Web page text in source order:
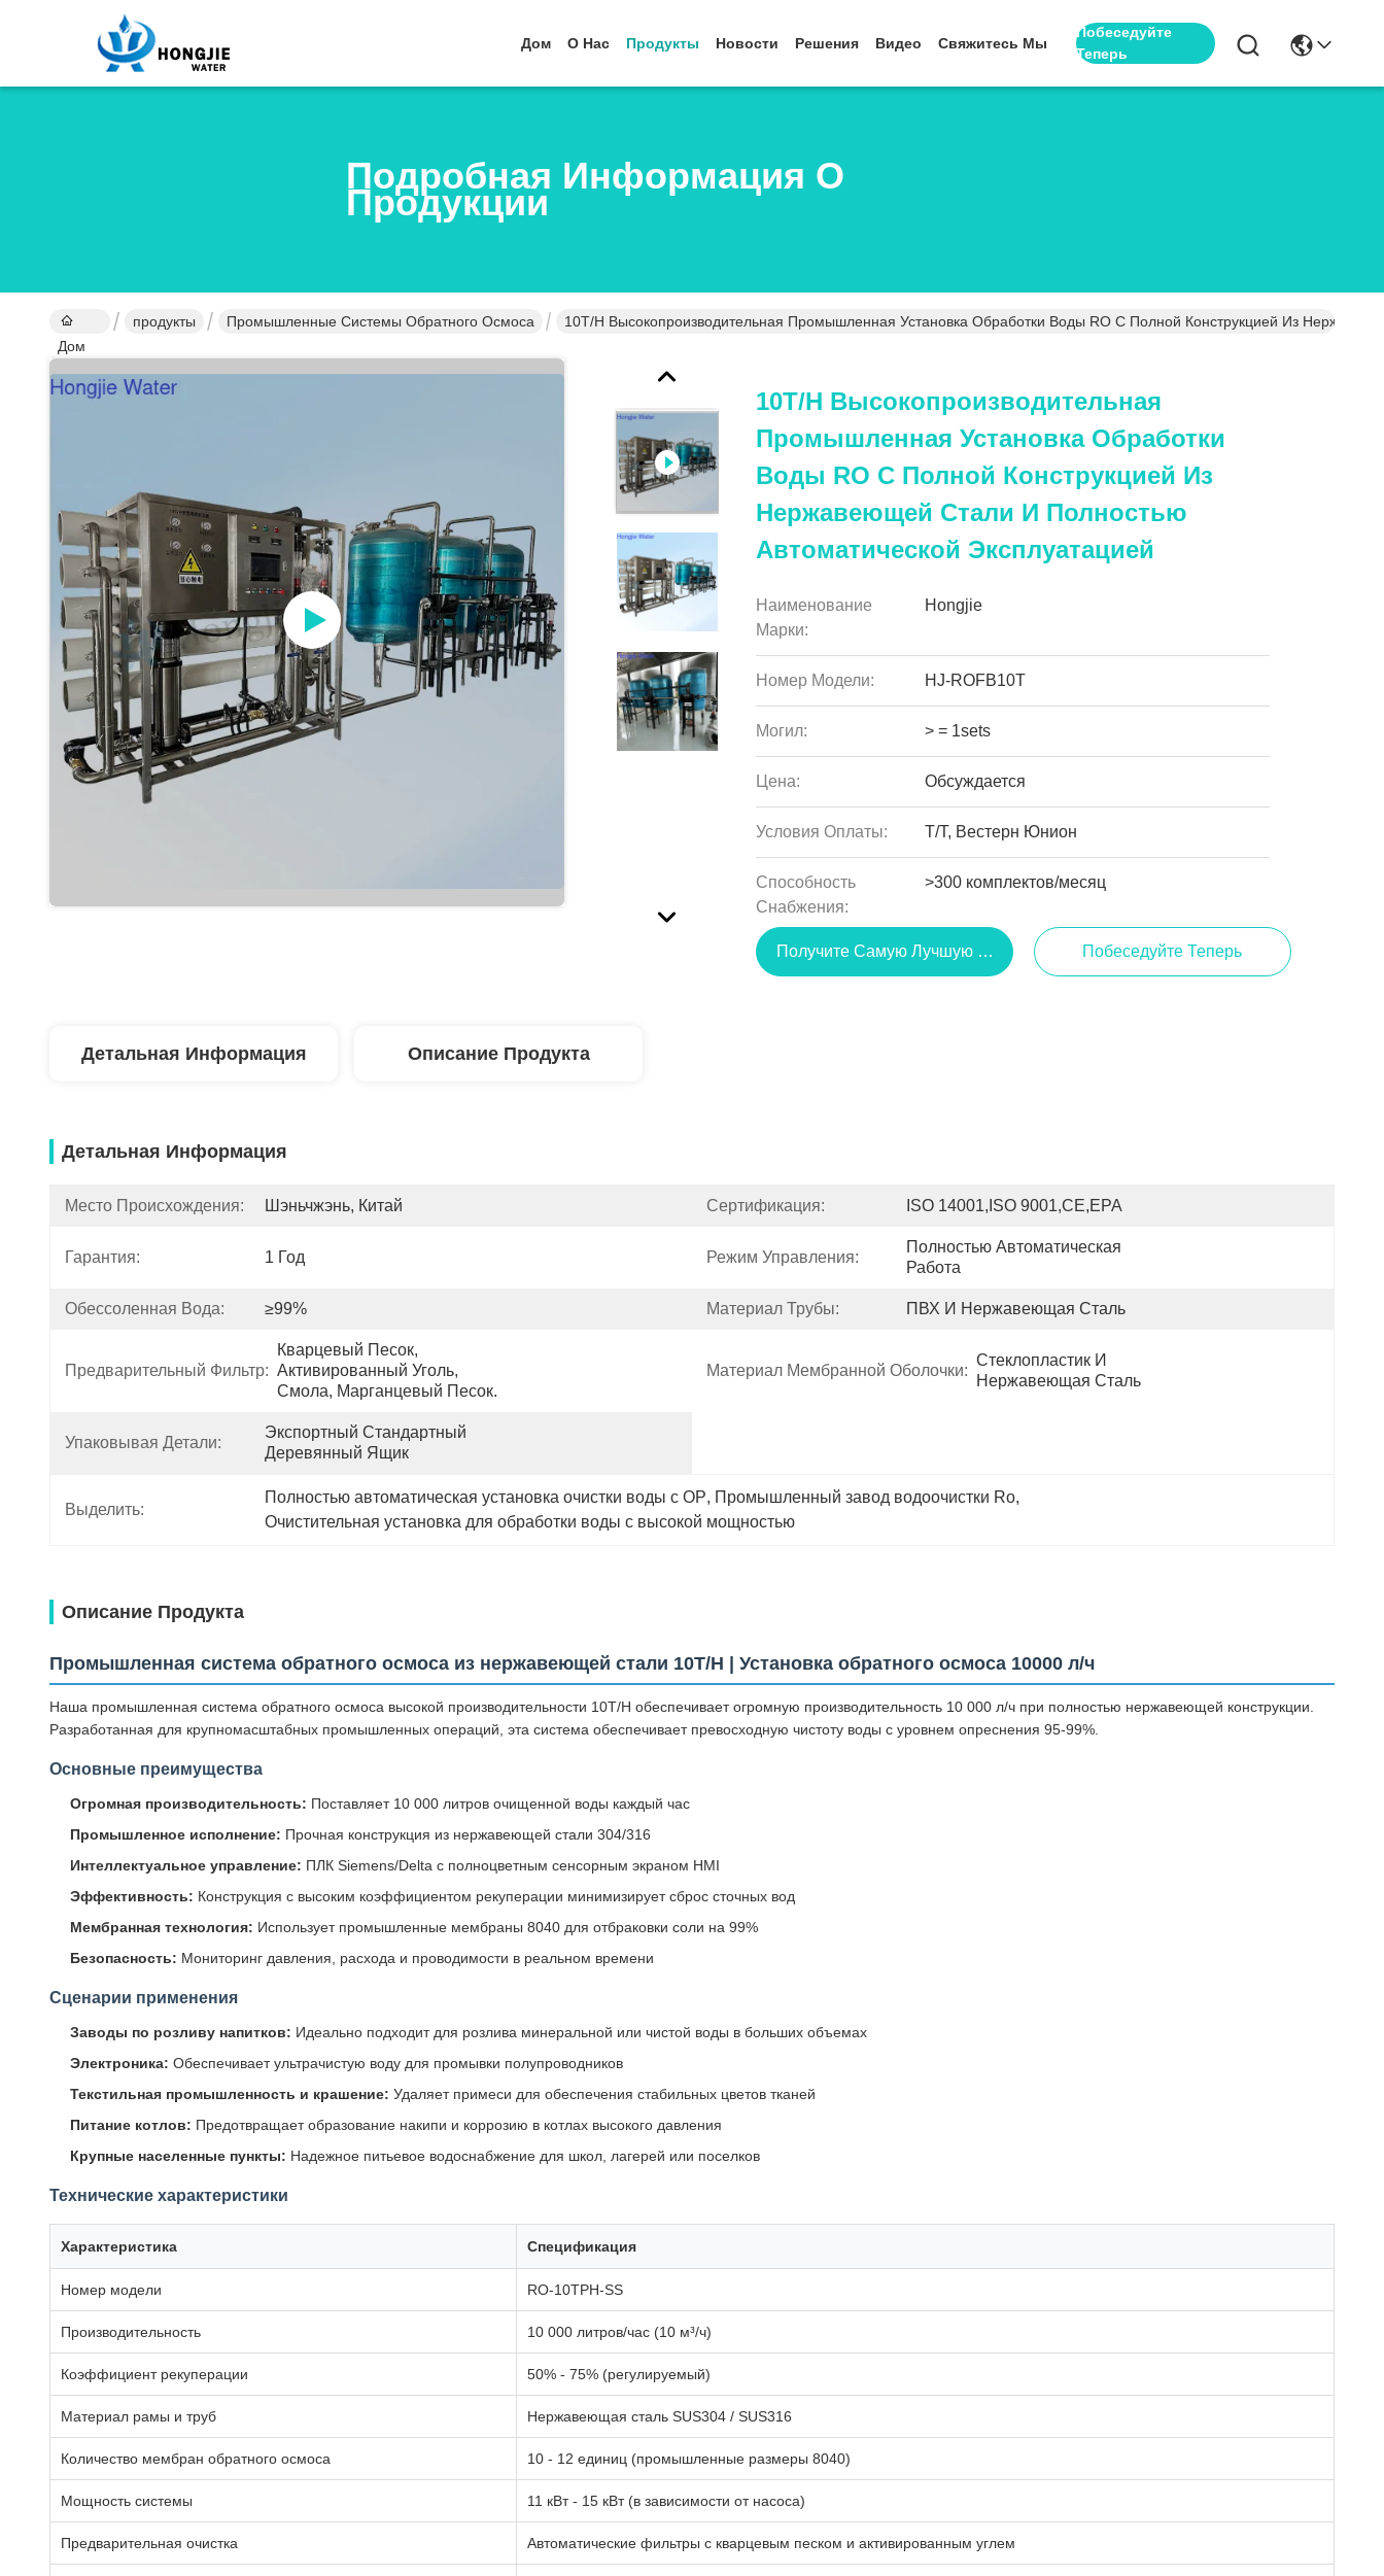
Дом О Нас Продукты Новости Решения Видео Свяжитесь Мы
Побеседуйте
Теперь
Подробная Информация О
Продукции
Дом
продукты Промышленные Системы Обратного Осмоса 10T/H Высокопроизводительная Промышленная Установка Обработки Воды RO С Полной Конструкцией Из
10T/H Высокопроизводительная
Промышленная Установка Обработки
Воды RO С Полной Конструкцией Из
Нержавеющей Стали И Полностью
Автоматической Эксплуатацией
Наименование
Марки:
Hongjie
Номер Модели: HJ-ROFB10T
Могил: > = 1sets
Цена: Обсуждается
Условия Оплаты: Т/Т, Вестерн Юнион
Способность
Снабжения:
>300 комплектов/месяц
Получите Самую Лучшую Цену Побеседуйте Теперь
Детальная Информация Описание Продукта
Детальная Информация
Место Происхождения: Шэньчжэнь, Китай Сертификация: ISO 14001,ISO 9001,CE,EPA
Гарантия: 1 Год Режим Управления:
Полностью Автоматическая
Работа
Обессоленная Вода: ≥99% Материал Трубы: ПВХ И Нержавеющая Сталь
Предварительный Фильтр:
Кварцевый Песок,
Активированный Уголь,
Смола, Марганцевый Песок.
Материал Мембранной Оболочки:
Стеклопластик И
Нержавеющая Сталь
Упаковывая Детали:
Экспортный Стандартный
Деревянный Ящик
Выделить:
Полностью автоматическая установка очистки воды с ОР, Промышленный завод водоочистки Ro,
Очистительная установка для обработки воды с высокой мощностью
Описание Продукта
Промышленная система обратного осмоса из нержавеющей стали 10T/H | Установка обратного осмоса 10000 л/ч
Наша промышленная система обратного осмоса высокой производительности 10T/H обеспечивает огромную производительность 10 000 л/ч при полностью нержавеющей конструкции.
Разработанная для крупномасштабных промышленных операций, эта система обеспечивает превосходную чистоту воды с уровнем опреснения 95-99%.
Основные преимущества
Огромная производительность: Поставляет 10 000 литров очищенной воды каждый час
Промышленное исполнение: Прочная конструкция из нержавеющей стали 304/316
Интеллектуальное управление: ПЛК Siemens/Delta с полноцветным сенсорным экраном HMI
Эффективность: Конструкция с высоким коэффициентом рекуперации минимизирует сброс сточных вод
Мембранная технология: Использует промышленные мембраны 8040 для отбраковки соли на 99%
Безопасность: Мониторинг давления, расхода и проводимости в реальном времени
Сценарии применения
Заводы по розливу напитков: Идеально подходит для розлива минеральной или чистой воды в больших объемах
Электроника: Обеспечивает ультрачистую воду для промывки полупроводников
Текстильная промышленность и крашение: Удаляет примеси для обеспечения стабильных цветов тканей
Питание котлов: Предотвращает образование накипи и коррозию в котлах высокого давления
Крупные населенные пункты: Надежное питьевое водоснабжение для школ, лагерей или поселков
Технические характеристики
Характеристика Спецификация
Номер модели RO-10TPH-SS
Производительность 10 000 литров/час (10 м³/ч)
Коэффициент рекуперации 50% - 75% (регулируемый)
Материал рамы и труб Нержавеющая сталь SUS304 / SUS316
Количество мембран обратного осмоса 10 - 12 единиц (промышленные размеры 8040)
Мощность системы 11 кВт - 15 кВт (в зависимости от насоса)
Предварительная очистка Автоматические фильтры с кварцевым песком и активированным углем